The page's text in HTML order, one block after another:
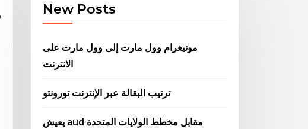
New Posts
مونيغرام وول مارت إلى وول مارت على
الانترنت
ترتيب البقالة عبر الإنترنت تورونتو
يعيش aud مقابل مخطط الولايات المتحدة